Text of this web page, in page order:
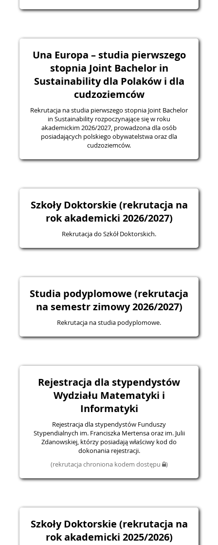
Una Europa – studia pierwszego
stopnia Joint Bachelor in
Sustainability dla Polaków i dla
cudzoziemców
Rekrutacja na studia pierwszego stopnia Joint Bachelor
in Sustainability rozpoczynające się w roku
akademickim 2026/2027, prowadzona dla osób
posiadających polskiego obywatelstwa oraz dla
cudzoziemców.
Szkoły Doktorskie (rekrutacja na
rok akademicki 2026/2027)
Rekrutacja do Szkół Doktorskich.
Studia podyplomowe (rekrutacja
na semestr zimowy 2026/2027)
Rekrutacja na studia podyplomowe.
Rejestracja dla stypendystów
Wydziału Matematyki i
Informatyki
Rejestracja dla stypendystów Funduszy
Stypendialnych im. Franciszka Mertensa oraz im. Julii
Zdanowskiej, którzy posiadają właściwy kod do
dokonania rejestracji.
(rekrutacja chroniona kodem dostępu
)
Szkoły Doktorskie (rekrutacja na
rok akademicki 2025/2026)